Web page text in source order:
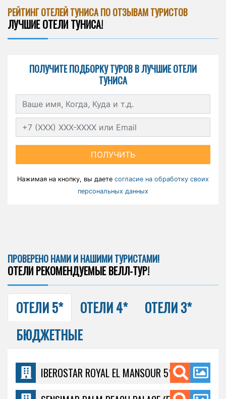
РЕЙТИНГ ОТЕЛЕЙ ТУНИСА ПО ОТЗЫВАМ ТУРИСТОВ
ЛУЧШИЕ ОТЕЛИ ТУНИСА!
ПОЛУЧИТЕ ПОДБОРКУ ТУРОВ В ЛУЧШИЕ ОТЕЛИ
ТУНИСА
ПОЛУЧИТЬ
Нажимая на кнопку, вы даете согласие на обработку своих
персональных данных
ПРОВЕРЕНО НАМИ И НАШИМИ ТУРИСТАМИ!
ОТЕЛИ РЕКОМЕНДУЕМЫЕ ВЕЛЛ-ТУР!
ОТЕЛИ 5* ОТЕЛИ 4*
ОТЕЛИ 3*
БЮДЖЕТНЫЕ
IBEROSTAR ROYAL EL MANSOUR 5*Махдия